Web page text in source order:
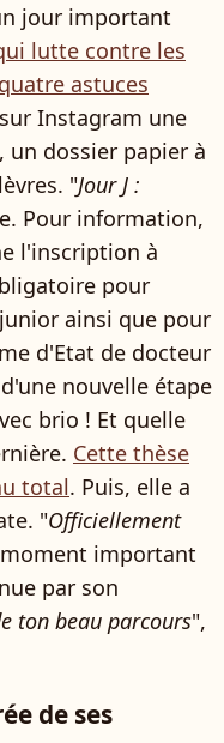
jour important
lutte contre les
astuces
sur Instagram une
un dossier papier à
"Jour J :
Pour information,
l'inscription à
pour
ainsi que pour
d'Etat de docteur
nouvelle étape
brio ! Et quelle
Cette thèse
total. Puis, elle a
"Officiellement
important
par son
ton beau parcours",
de ses